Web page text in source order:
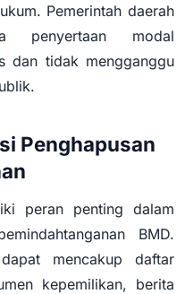
Pemerintah daerah
penyertaan modal
dan tidak mengganggu
Penghapusan
peran penting dalam
BMD.
mencakup daftar
kepemilikan, berita